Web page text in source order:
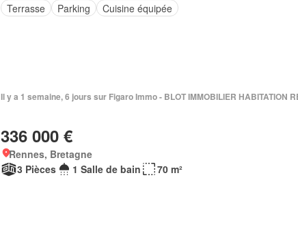
Terrasse
Parking Cuisine équipée
Il y a 1 semaine, 6 jours sur Figaro Immo - BLOT IMMOBILIER HABITATION
336 000 €
Rennes, Bretagne
3 Pièces
1 Salle de bain 70 m²